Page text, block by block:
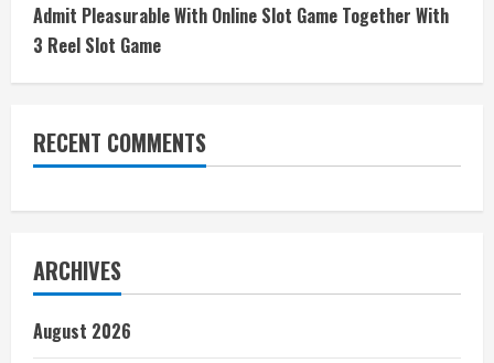
Admit Pleasurable With Online Slot Game Together With
3 Reel Slot Game
RECENT COMMENTS
ARCHIVES
August 2026